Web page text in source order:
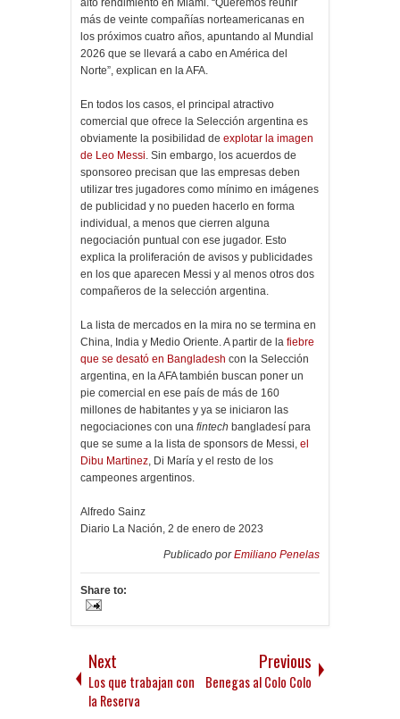
más de veinte compañías norteamericanas en
los próximos cuatro años, apuntando al Mundial
2026 que se llevará a cabo en América del
Norte”, explican en la AFA.
En todos los casos, el principal atractivo
comercial que ofrece la Selección argentina es
obviamente la posibilidad de explotar la imagen
de Leo Messi . Sin embargo, los acuerdos de
sponsoreo precisan que las empresas deben
utilizar tres jugadores como mínimo en imágenes
de publicidad y no pueden hacerlo en forma
individual, a menos que cierren alguna
negociación puntual con ese jugador. Esto
explica la proliferación de avisos y publicidades
en los que aparecen Messi y al menos otros dos
compañeros de la selección argentina.
La lista de mercados en la mira no se termina en
China, India y Medio Oriente. A partir de la fiebre
que se desató en Bangladesh con la Selección
argentina, en la AFA también buscan poner un
pie comercial en ese país de más de 160
millones de habitantes y ya se iniciaron las
negociaciones con una fintech bangladesí para
que se sume a la lista de sponsors de Messi, el
Dibu Martinez , Di María y el resto de los
campeones argentinos.
Alfredo Sainz
Diario La Nación, 2 de enero de 2023
Publicado porEmiliano Penelas
Share to:
Next
Los que trabajan con
la Reserva
Previous
Benegas al Colo Colo